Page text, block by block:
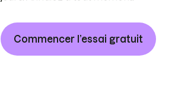
Commencer l’essai gratuit